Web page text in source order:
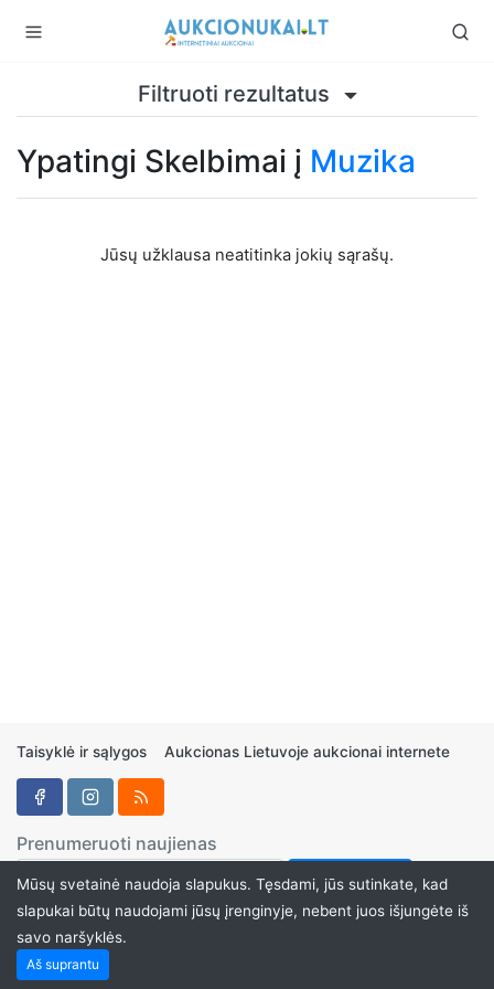
Filtruoti rezultatus
Ypatingi Skelbimai į Muzika
Jūsų užklausa neatitinka jokių sąrašų.
Taisyklė ir sąlygos Aukcionas Lietuvoje aukcionai internete
Prenumeruoti naujienas
Mūsų svetainė naudoja slapukus. Tęsdami, jūs sutinkate, kad
slapukai būtų naudojami jūsų įrenginyje, nebent juos išjungėte iš
savo naršyklės.
Aš suprantu